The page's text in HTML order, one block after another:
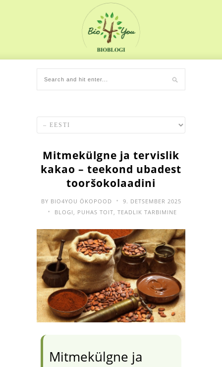
Mitmekülgne ja tervislik
kakao – teekond ubadest
tooršokolaadini
BY BIO4YOU ÖKOPOOD • 9. DETSEMBER 2025
• BLOGI , PUHAS TOIT, TEADLIK TARBIMINE
Mitmekülgne ja